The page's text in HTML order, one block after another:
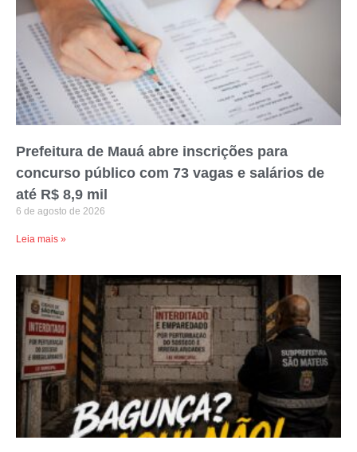
Prefeitura de Mauá abre inscrições para
concurso público com 73 vagas e salários de
até R$ 8,9 mil
6 de agosto de 2026
Leia mais »